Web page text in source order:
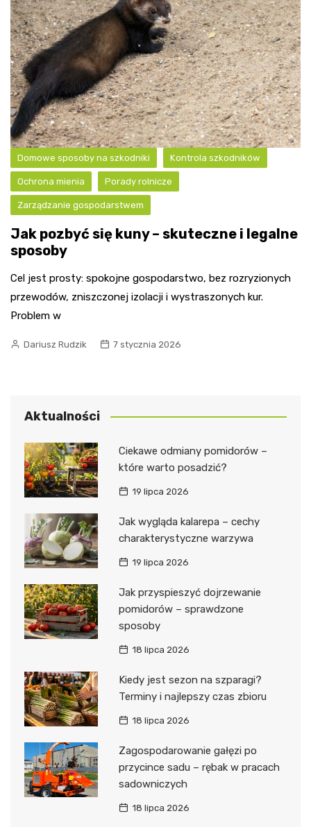
Domowe sposoby na szkodniki Kontrola szkodników
Ochrona mienia Porady rolnicze
Zarządzanie gospodarstwem
Jak pozbyć się kuny – skuteczne i legalne
sposoby
Cel jest prosty: spokojne gospodarstwo, bez rozryzionych
przewodów, zniszczonej izolacji i wystraszonych kur.
Problem w
Dariusz Rudzik 7 stycznia 2026
Aktualności
Ciekawe odmiany pomidorów –
które warto posadzić?
19 lipca 2026
Jak wygląda kalarepa – cechy
charakterystyczne warzywa
19 lipca 2026
Jak przyspieszyć dojrzewanie
pomidorów – sprawdzone
sposoby
18 lipca 2026
Kiedy jest sezon na szparagi?
Terminy i najlepszy czas zbioru
18 lipca 2026
Zagospodarowanie gałęzi po
przycince sadu – rębak w pracach
sadowniczych
18 lipca 2026